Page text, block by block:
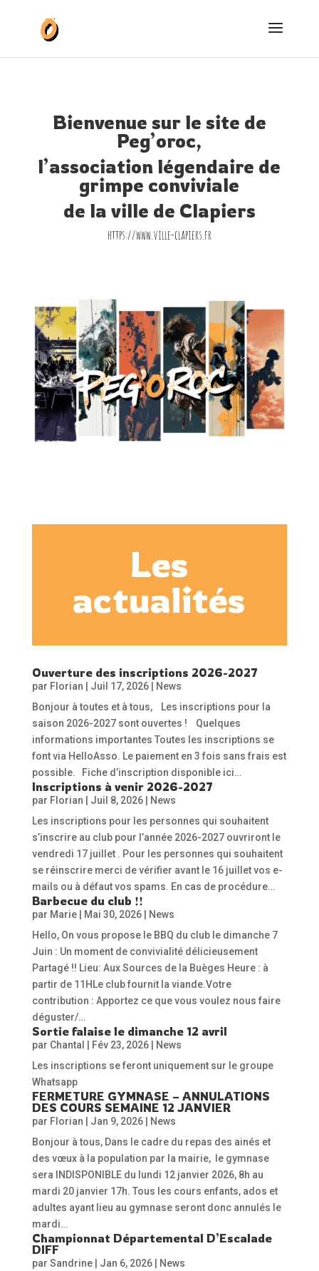
Bienvenue sur le site de
Peg’oroc,
l’association légendaire de
grimpe conviviale
de la ville de Clapiers
https://www.ville-clapiers.fr
Les
actualités
Ouverture des inscriptions 2026-2027
par Florian Juil 17, 2026|
News
Bonjour à toutes et à tous, Les inscriptions pour la
saison 2026-2027 sont ouvertes ! Quelques
informations importantes Toutes les inscriptions se
font via HelloAsso. Le paiement en 3 fois sans frais est
possible. Fiche d’inscription disponible ici…
Inscriptions à venir 2026-2027
par Florian Juil 8, 2026|
News
Les inscriptions pour les personnes qui souhaitent
s’inscrire au club pour l’année 2026-2027 ouvriront le
vendredi 17 juillet . Pour les personnes qui souhaitent
se réinscrire merci de vérifier avant le 16 juillet vos e-
mails ou à défaut vos spams. En cas de procédure…
Barbecue du club !!
par Marie| Mai 30, 2026|
News
Hello, On vous propose le BBQ du club le dimanche 7
Juin : Un moment de convivialité délicieusement
Partagé !! Lieu: Aux Sources de la Buèges Heure : à
partir de 11HLe club fournit la viande.Votre
contribution : Apportez ce que vous voulez nous faire
déguster/…
Sortie falaise le dimanche 12 avril
par Chantal Fév 23, 2026|
News
Les inscriptions se feront uniquement sur le groupe
Whatsapp
FERMETURE GYMNASE – ANNULATIONS
DES COURS SEMAINE 12 JANVIER
par Florian Jan 9, 2026|
News
Bonjour à tous, Dans le cadre du repas des ainés et
des vœux à la population par la mairie, le gymnase
sera INDISPONIBLE du lundi 12 janvier 2026, 8h au
mardi 20 janvier 17h. Tous les cours enfants, ados et
adultes ayant lieu au gymnase seront donc annulés le
mardi…
Championnat Départemental D’Escalade
DIFF
par Sandrine| Jan 6, 2026|
News